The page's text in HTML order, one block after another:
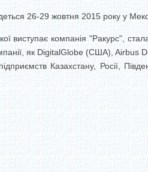
26-29 жовтня 2015 року у
виступає компанія "Ракурс",
як DigitalGlobe (США), Airbus
Казахстану, Росії,